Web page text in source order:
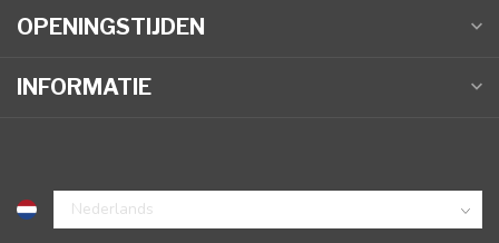
OPENINGSTIJDEN
INFORMATIE